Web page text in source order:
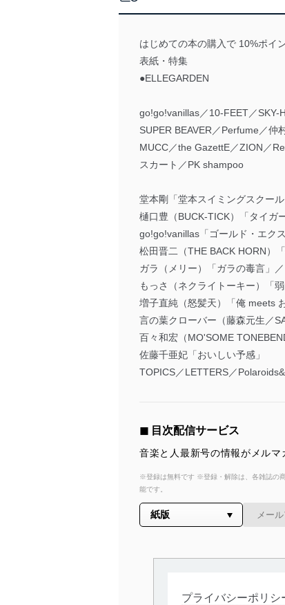
はじめての本の購入で 10%ポイ
表紙・特集
●ELLEGARDEN
go!go!vanillas／10-FEET／SKY-
SUPER BEAVER／Perfume／仲
MUCC／the GazettE／ZION／
スカート／PK shampoo
堂本剛「堂本スイミングスクー
樋口豊（BUCK-TICK）「タイガ
go!go!vanillas「ゴールド・エク
松田晋二（THE BACK HORN）
ガラ（メリー）「ガラの毒言」
もっさ（ネクライトーキー）「
増子直純（怒髪天）「俺 meets
言の葉クローバー（藤森元生／
百々和宏（MO'SOME
佐藤千亜妃「おいしい予感」
TOPICS／LETTERS／
◼︎ 目次配信サービス
音楽と人最新号の情報がメルマ
※登録は無料です ※登録・解除は、各雑誌の
能です。
プライバシーポリシ